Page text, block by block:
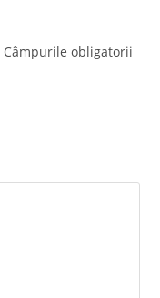
Câmpurile obligatorii